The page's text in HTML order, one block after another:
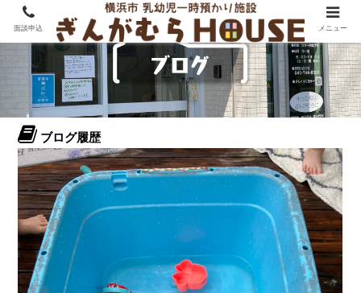
ブログ履歴
面談申込 メニュー